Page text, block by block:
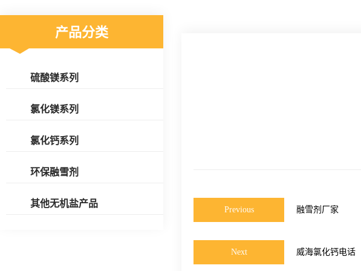
产品分类
硫酸镁系列
氯化镁系列
氯化钙系列
环保融雪剂
其他无机盐产品
Previous 融雪剂厂家
Next 威海氯化钙电话